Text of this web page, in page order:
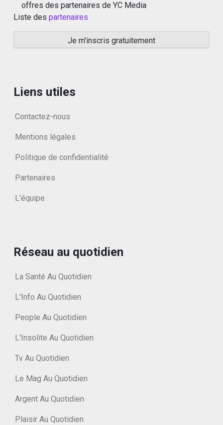
offres des partenaires de YC Media
Liste des partenaires
Liens utiles
Contactez-nous
Mentions légales
Politique de confidentialité
Partenaires
L'équipe
Réseau au quotidien
La Santé Au Quotidien
L'Info Au Quotidien
People Au Quotidien
L'Insolite Au Quotidien
Tv Au Quotidien
Le Mag Au Quotidien
Argent Au Quotidien
Plaisir Au Quotidien